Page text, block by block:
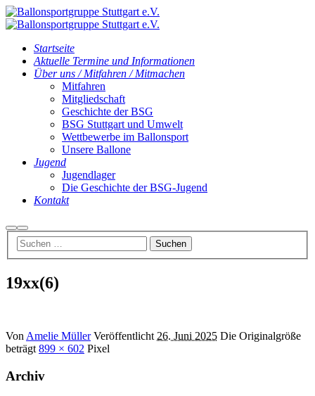
Startseite
Aktuelle Termine und Informationen
Über uns / Mitfahren / Mitmachen
Mitfahren
Mitgliedschaft
Geschichte der BSG
BSG Stuttgart und Umwelt
Wettbewerbe im Ballonsport
Unsere Ballone
Jugend
Jugendlager
Die Geschichte der BSG-Jugend
Kontakt
Suchen
Hauptmenü
19xx(6)
VonAmelie Müller Veröffentlicht26. Juni 2025 Die Originalgröße
beträgt899 × 602 Pixel
Archiv